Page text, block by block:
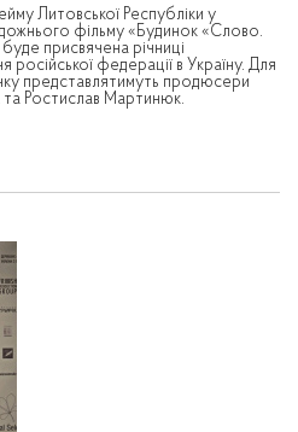
Литовської Республіки у
фільму «Будинок «Слово.
присвячена річниці
федерації в Україну. Для
представлятимуть продюсери
Ростислав Мартинюк.